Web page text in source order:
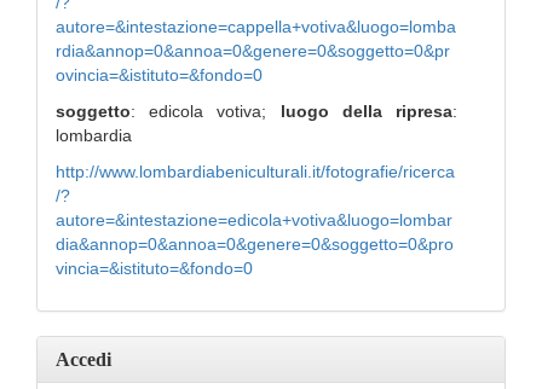
autore=&intestazione=cappella+votiva&luogo=lomba
rdia&annop=0&annoa=0&genere=0&soggetto=0&pr
ovincia=&istituto=&fondo=0
soggetto: edicola votiva; luogo della ripresa:
lombardia
http://www.lombardiabeniculturali.it/fotografie/ricerca
/?
autore=&intestazione=edicola+votiva&luogo=lombar
dia&annop=0&annoa=0&genere=0&soggetto=0&pro
vincia=&istituto=&fondo=0
Accedi